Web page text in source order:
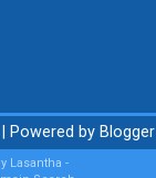
| Powered by Blogger
Lasantha -